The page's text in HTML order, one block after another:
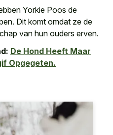
Yorkie Poos de
Dit komt omdat ze de
van hun ouders erven.
De Hond Heeft Maar
Opgegeten.